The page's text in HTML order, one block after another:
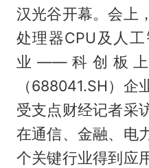
汉光谷开幕。会上
处理器CPU及人
业——科创板
（688041.SH）
受支点财经记者采
在通信、金融、电
个关键行业得到应